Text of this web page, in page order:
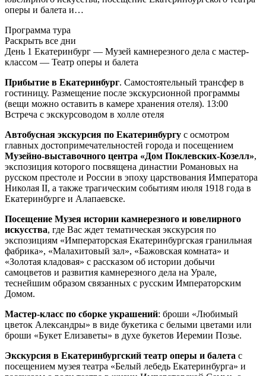
оперы и балета и…
Программа тура
Раскрыть все дни
День 1 Екатеринбург — Музей камнерезного дела с мастер-
классом — Театр оперы и балета
Прибытие в Екатеринбург. Самостоятельный трансфер в
гостиницу. Размещение после экскурсионной программы
(вещи можно оставить в камере хранения отеля). 13:00
Встреча с экскурсоводом в холле отеля
Автобусная экскурсия по Екатеринбургу с осмотром
главных достопримечательностей города и посещением
Музейно-выставочного центра «Дом Поклевских-Козелл»,
экспозиция которого посвящена династии Романовых на
русском престоле и России в эпоху царствования Императора
Николая II, а также трагическим событиям июля 1918 года в
Екатеринбурге и Алапаевске.
Посещение Музея истории камнерезного и ювелирного
искусства, где Вас ждет тематическая экскурсия по
экспозициям «Императорская Екатеринбургская гранильная
фабрика», «Малахитовый зал», «Бажовская комната» и
«Золотая кладовая» с рассказом об истории добычи
самоцветов и развития камнерезного дела на Урале,
теснейшим образом связанных с русским Императорским
Домом.
Мастер-класс по сборке украшений: броши «Любимый
цветок Александры» в виде букетика с белыми цветами или
броши «Букет Елизаветы» в духе букетов Иеремии Позье.
Экскурсия в Екатеринбургский театр оперы и балета с
посещением музея театра «Белый лебедь Екатеринбурга» и